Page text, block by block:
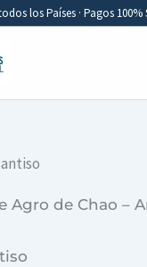
los Países · Pagos 100%
Agro de Chao –